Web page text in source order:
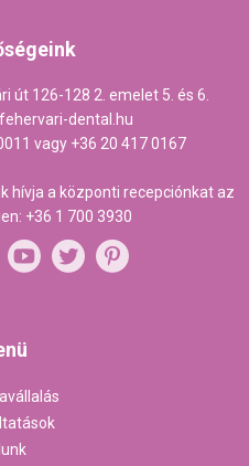
út 126-128 2. emelet 5. és 6.
dental.hu
vagy +36 20 417 0167
hívja a központi recepciónkat az
+36 1 700 3930